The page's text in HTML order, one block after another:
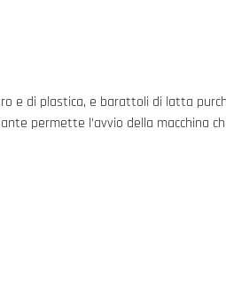
di plastica, e barattoli di latta
permette l’avvio della macchina